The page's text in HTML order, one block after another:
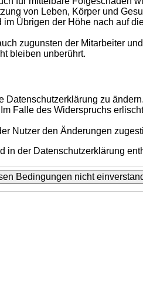
von Leben, Körper und
Übrigen der Höhe nach auf
zugunsten der Mitarbeiter
bleiben unberührt.
zu
Falle des Widerspruchs
Nutzer den Änderungen
in der Datenschutzerklärung